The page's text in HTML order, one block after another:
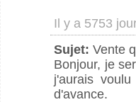
Il y a 5753
Sujet: Vente
Bonjour, je
j'aurais
d'avance.